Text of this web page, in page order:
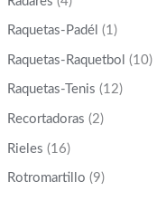
Raquetas-Padél (1)
Raquetas-Raquetbol (10)
Raquetas-Tenis (12)
Recortadoras (2)
Rieles (16)
Rotromartillo (9)